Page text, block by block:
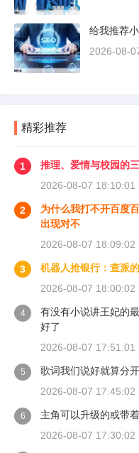
给我推荐
2026-08-
精彩推荐
1
推理、爱情与校园的
2026-08-07 18:10:01
2
为什么我打不开百度
出现对不
2026-08-07 18:09:02
3
机器人抢银行：查派
2026-08-07 18:00:02
4
有没有小说讲王妃的
好了
2026-08-07 17:51:01
5
歌词我们说好就算分
2026-08-07 17:45:02
6
主角可以升级的或带
2026-08-07 17:30:02